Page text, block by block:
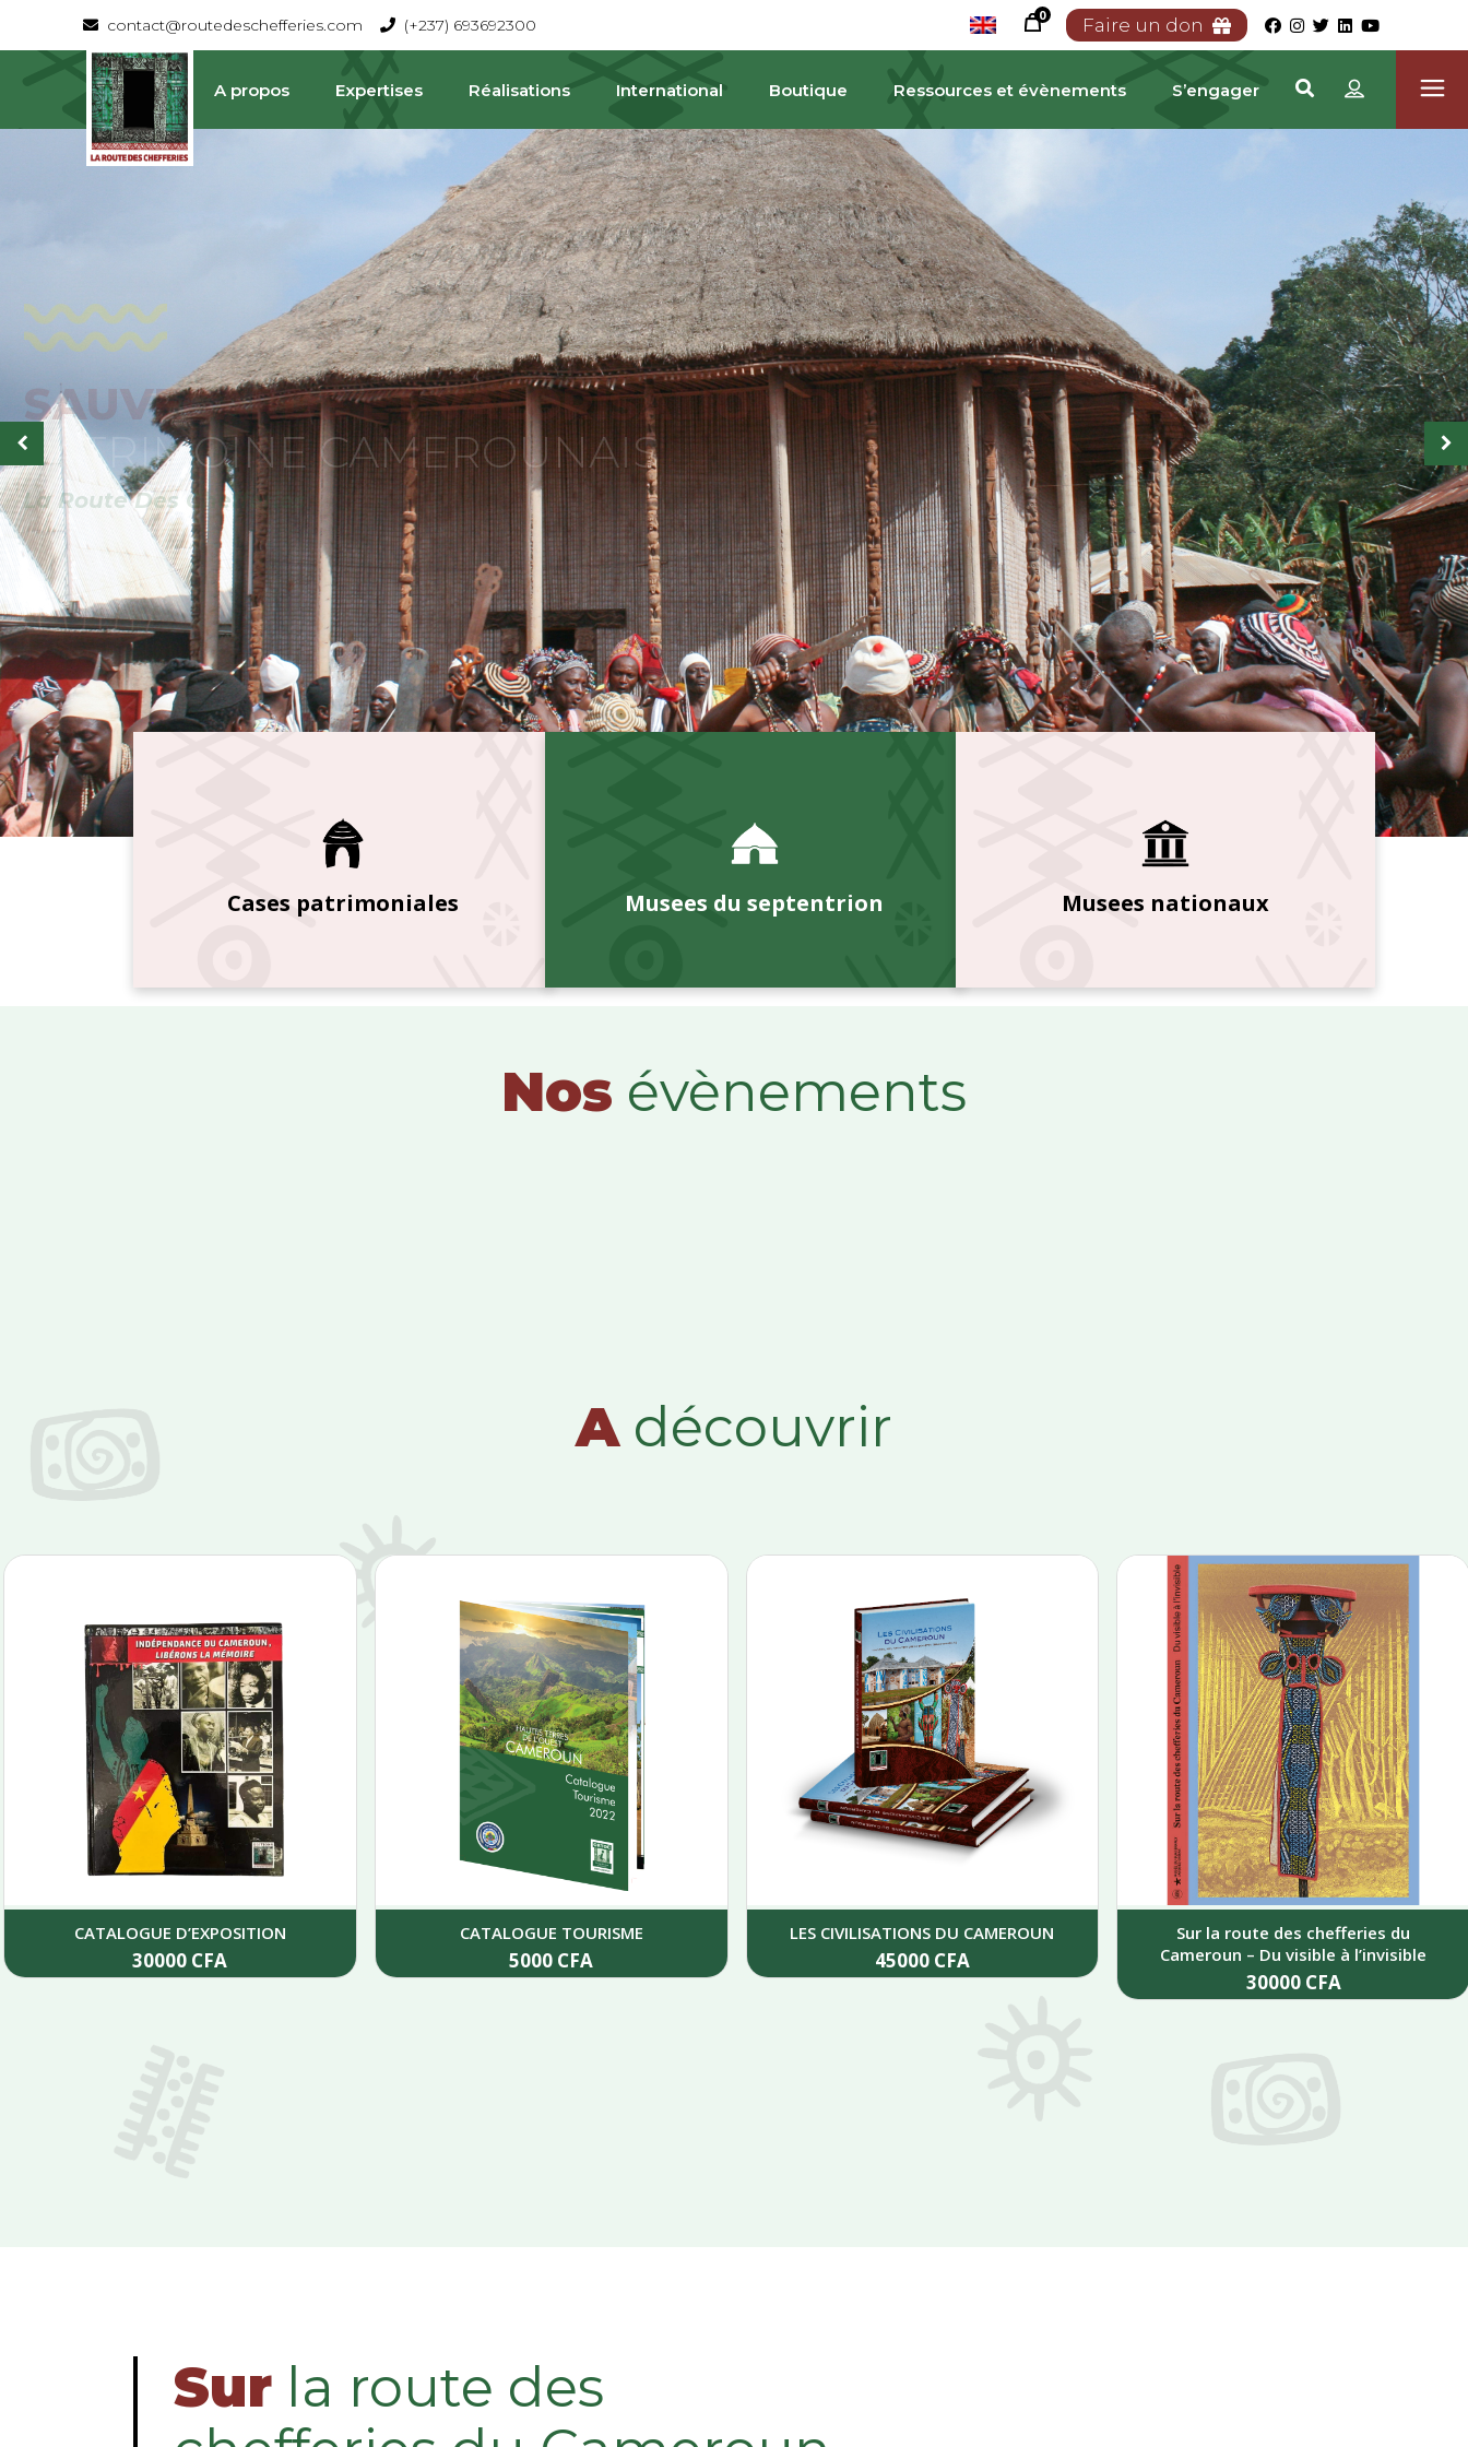
contact@routedeschefferies.com (+237) 693692300
0 Faire un don
A propos Expertises Réalisations International Boutique Ressources et évènements S’engager
SAUVEGARDE ET VALORISATION DU
La Route Des Chefferies
PATRIMOINE
Cases patrimoniales Musees du septentrion Musees nationaux
Nos évènements
Adécouvrir
CATALOGUE D’EXPOSITION
30000 CFA
CATALOGUE TOURISME
5000 CFA
LES CIVILISATIONS DU CAMEROUN
45000 CFA
Sur la route des chefferies du
Cameroun – Du visible à l’invisible
30000 CFA
Sur la route des